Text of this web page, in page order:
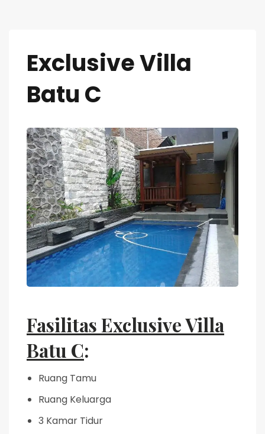
Exclusive Villa
Batu C
Fasilitas Exclusive Villa
Batu C:
Ruang Tamu
Ruang Keluarga
3 Kamar Tidur